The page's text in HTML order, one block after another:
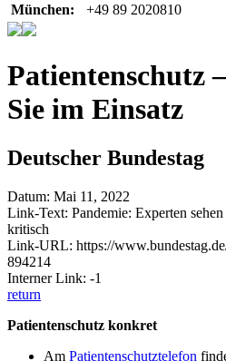
München:
+49 89 2020810
Patientenschutz
Sie im Einsatz
Deutscher Bundestag
Datum: Mai 11, 2022
Link-Text: Pandemie: Experten sehen
kritisch
Link-URL: https://
894214
Interner Link: -1
return
Patientenschutz konkret
Am Patientenschutztelefon